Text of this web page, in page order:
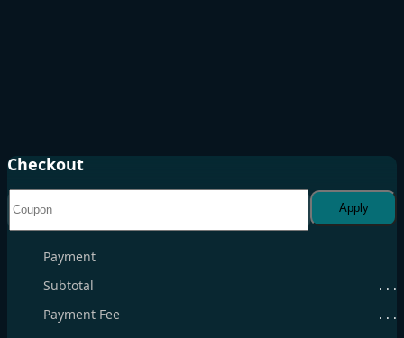
Checkout
Apply
Payment
Subtotal
. . .
Payment Fee
. . .